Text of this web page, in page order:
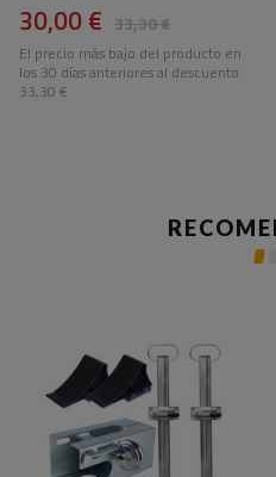
33,30 €
30,00 €
El precio más bajo del producto en
los 30 días anteriores al descuento:
33,30 €